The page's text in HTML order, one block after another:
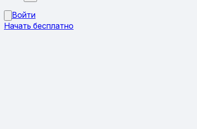
Войти
Начать бесплатно